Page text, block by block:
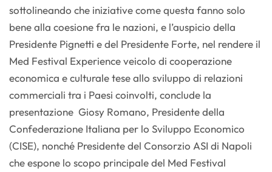
sottolineando che iniziative come questa fanno solo
bene alla coesione fra le nazioni, e l’auspicio della
Presidente Pignetti e del Presidente Forte, nel rendere il
Med Festival Experience veicolo di cooperazione
economica e culturale tese allo sviluppo di relazioni
commerciali tra i Paesi coinvolti, conclude la
presentazione Giosy Romano, Presidente della
Confederazione Italiana per lo Sviluppo Economico
(CISE), nonché Presidente del Consorzio ASI di Napoli
che espone lo scopo principale del Med Festival